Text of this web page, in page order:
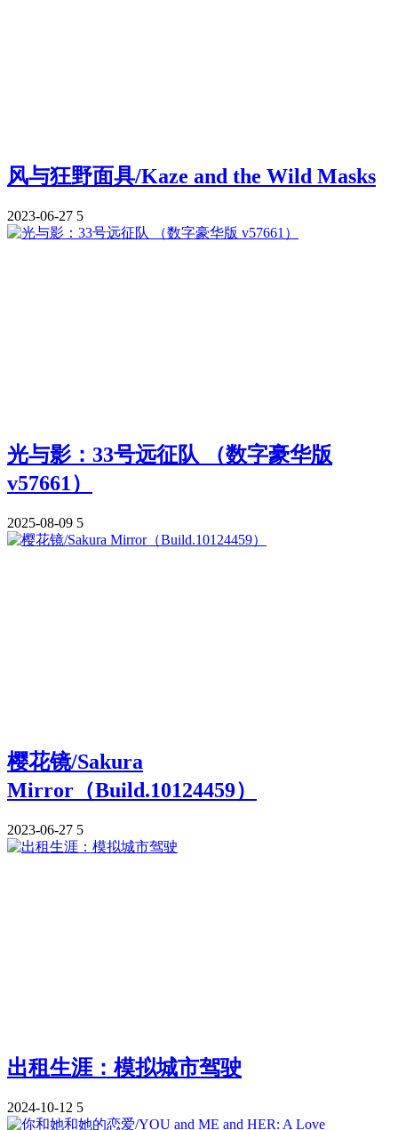
风与狂野面具/Kaze and the Wild Masks
2023-06-27 5
光与影：33号远征队 （数字豪华版
v57661）
2025-08-09 5
樱花镜/Sakura
Mirror（Build.10124459）
2023-06-27 5
出租生涯：模拟城市驾驶
2024-10-12 5